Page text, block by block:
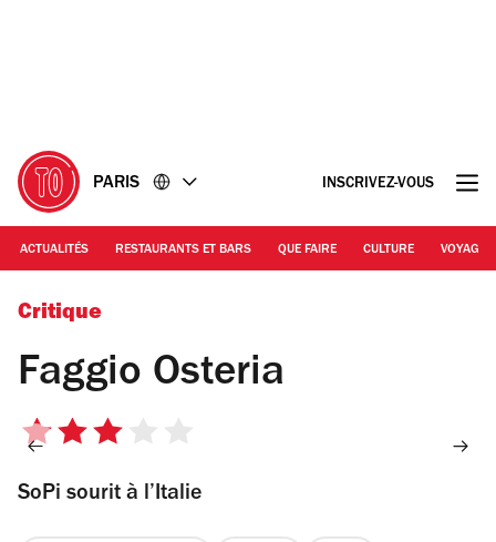
PARIS INSCRIVEZ-VOUS
ACTUALITÉS RESTAURANTS ET BARS QUE FAIRE CULTURE VOYAGE
© Jill Cousin
Critique
Faggio Osteria
3
5
SoPi sourit à l’Italie